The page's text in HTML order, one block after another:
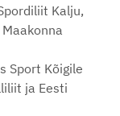
Kalju,
Sport Kõigile
ja Eesti